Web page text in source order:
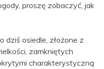
proszę zobaczyć, jak
dziś osiedle, złożone z
zamkniętych
charakterystyczną